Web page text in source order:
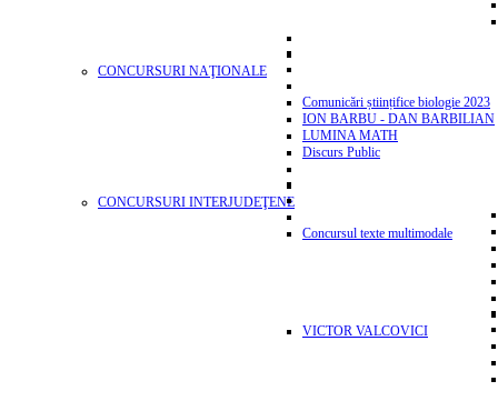
CONCURSURI NAŢIONALE
Comunicări științifice biologie 2023
ION BARBU - DAN BARBILIAN
LUMINA MATH
Discurs Public
CONCURSURI INTERJUDEŢENE
Concursul texte multimodale
VICTOR VALCOVICI